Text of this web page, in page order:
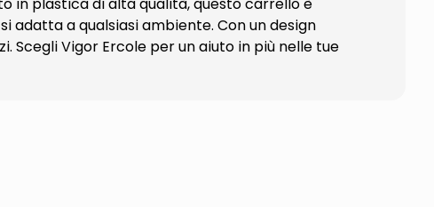
adatta a qualsiasi ambiente. Con un design
Vigor Ercole per un aiuto in più nelle tue